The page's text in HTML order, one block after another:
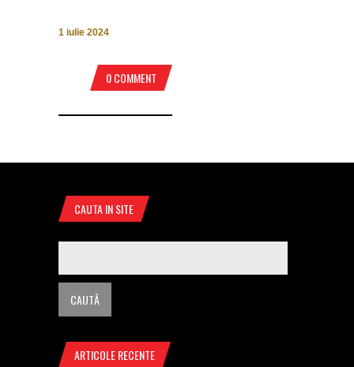
1 iulie 2024
0 COMMENT
CAUTA IN SITE
ARTICOLE RECENTE